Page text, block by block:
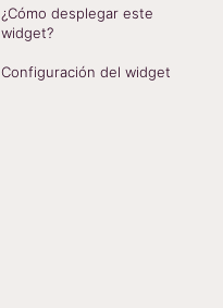
¿Cómo desplegar este
widget?
Configuración del widget